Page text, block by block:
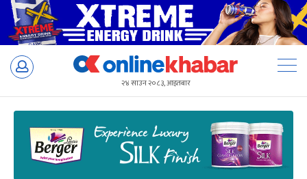
Skip
२४ साउन २०८३, आइतबार